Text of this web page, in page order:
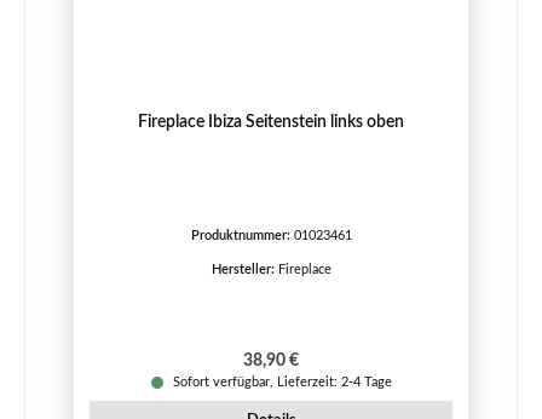
Fireplace Ibiza Seitenstein links oben
Produktnummer: 01023461
Hersteller: Fireplace
Regulärer Preis:
38,90 €
Sofort verfügbar, Lieferzeit: 2-4 Tage